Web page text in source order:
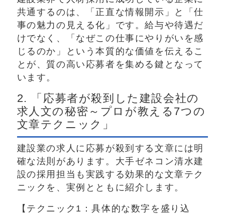
共通するのは、「正直な情報開示」と「仕
事の魅力の見える化」です。給与や待遇だ
けでなく、「なぜこの仕事にやりがいを感
じるのか」という本質的な価値を伝えるこ
とが、質の高い応募者を集める鍵となって
います。
2. 「応募者が殺到した建設会社の
求人文の秘密～プロが教える7つの
文章テクニック」
建設業の求人に応募が殺到する文章には明
確な法則があります。大手ゼネコン清水建
設の採用担当も実践する効果的な文章テク
ニックを、実例とともに紹介します。
【テクニック1：具体的な数字を盛り込